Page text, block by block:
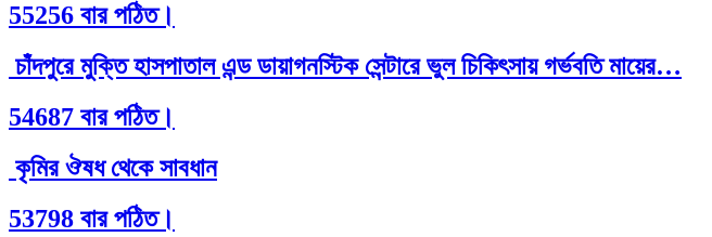
55256 বার পঠিত।
চাঁদপুরে মুক্তি হাসপাতাল এন্ড ডায়াগনস্টিক সেন্টারে ভুল চিকিৎসায় গর্ভবতি মায়ের…
54687 বার পঠিত।
কৃমির ঔষধ থেকে সাবধান
53798 বার পঠিত।